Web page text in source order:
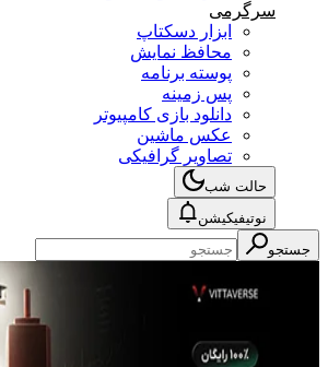
سرگرمی
ابزار دسکتاپ
محافظ نمایش
پوسته برنامه
پس زمینه
دانلود بازی کامپیوتر
عکس ماشین
تصاویر گرافیکی
حالت شب
نوتیفیکیشن
جستجو